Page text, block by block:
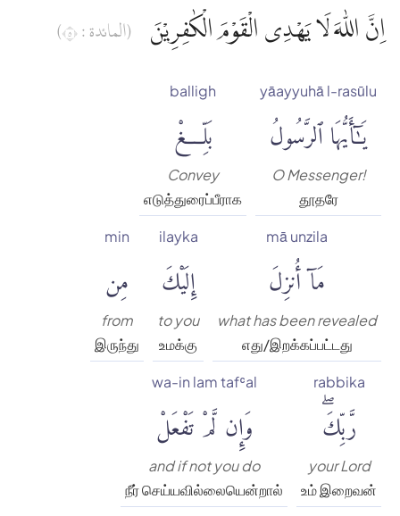
اِنَّ اللّٰهَ لَا يَهْدِى الْقَوْمَ الْكٰفِرِيْنَ
(المائدة : ٥)
yāayyuhā l-rasūlu
يَٰٓأَيُّهَا ٱلرَّسُولُ
O Messenger!
தூதரே
balligh
بَلِّغْ
Convey
எடுத்துரைப்பீராக
mā unzila
مَآ أُنزِلَ
what has been revealed
எது/இறக்கப்பட்டது
ilayka
إِلَيْكَ
to you
உமக்கு
min
مِن
from
இருந்து
rabbika
رَّبِّكَۖ
your Lord
உம் இறைவன்
wa-in lam tafʿal
وَإِن لَّمْ تَفْعَلْ
and if not you do
நீர் செய்யவில்லையென்றால்